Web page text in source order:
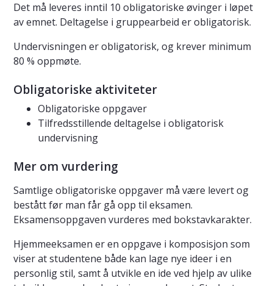
Det må leveres inntil 10 obligatoriske øvinger i løpet
av emnet. Deltagelse i gruppearbeid er obligatorisk.
Undervisningen er obligatorisk, og krever minimum
80 % oppmøte.
Obligatoriske aktiviteter
Obligatoriske oppgaver
Tilfredsstillende deltagelse i obligatorisk
undervisning
Mer om vurdering
Samtlige obligatoriske oppgaver må være levert og
bestått før man får gå opp til eksamen.
Eksamensoppgaven vurderes med bokstavkarakter.
Hjemmeeksamen er en oppgave i komposisjon som
viser at studentene både kan lage nye ideer i en
personlig stil, samt å utvikle en ide ved hjelp av ulike